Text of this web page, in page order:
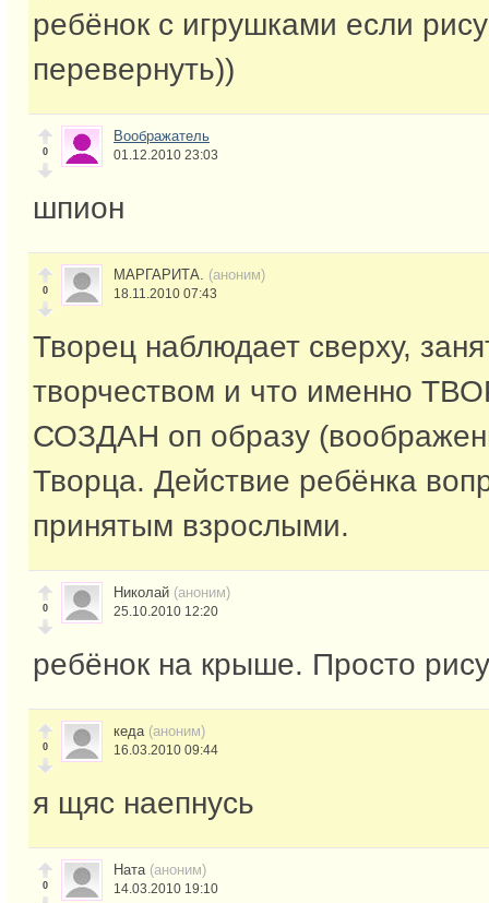
ребёнок с игрушками если
перевернуть))
0
Воображатель
01.12.2010 23:03
шпион
0
МАРГАРИТА. (аноним)
18.11.2010 07:43
Творец наблюдает сверху,
творчеством и что именно
СОЗДАН оп образу
Творца. Действие ребёнка
принятым взрослыми.
0
Николай (аноним)
25.10.2010 12:20
ребёнок на крыше. Просто
0
кеда (аноним)
16.03.2010 09:44
я щяс наепнусь
0
Ната (аноним)
14.03.2010 19:10